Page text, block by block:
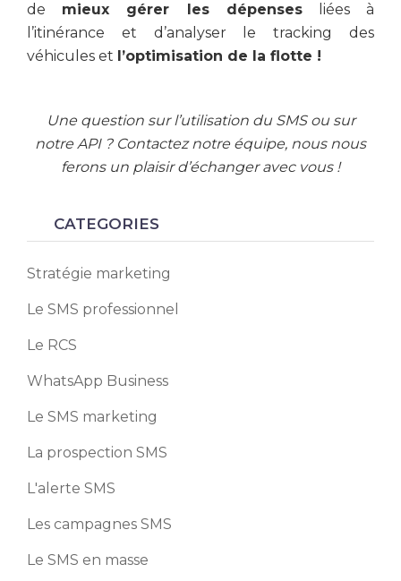
de mieux gérer les dépensesliées à
l’itinérance et d’analyser le tracking des
véhicules et l’optimisation de la flotte !
Une question sur l’utilisation du SMS ou sur
notre API ? Contactez notre équipe, nous nous
ferons un plaisir d’échanger avec vous !
CATEGORIES
Stratégie marketing
Le SMS professionnel
Le RCS
WhatsApp Business
Le SMS marketing
La prospection SMS
L'alerte SMS
Les campagnes SMS
Le SMS en masse